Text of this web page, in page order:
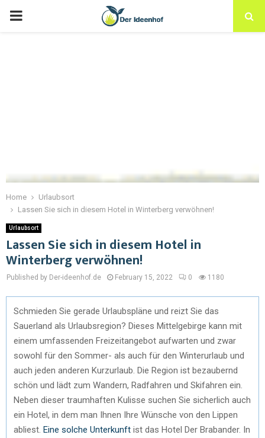
Home
Urlaubsort
Lassen Sie sich in diesem Hotel in Winterberg verwöhnen!
Urlaubsort
Lassen Sie sich in diesem Hotel in
Winterberg verwöhnen!
Published by Der-ideenhof.de February 15, 2022 0 1180
Schmieden Sie gerade Urlaubspläne und reizt Sie das
Sauerland als Urlaubsregion? Dieses Mittelgebirge kann mit
einem umfassenden Freizeitangebot aufwarten und zwar
sowohl für den Sommer- als auch für den Winterurlaub und
auch jeden anderen Kurzurlaub. Die Region ist bezaubernd
schön und lädt zum Wandern, Radfahren und Skifahren ein.
Neben dieser traumhaften Kulisse suchen Sie sicherlich auch
ein Hotel, in dem man Ihnen Ihre Wünsche von den Lippen
abliest. Eine solche Unterkunft ist das Hotel Der Brabander. In